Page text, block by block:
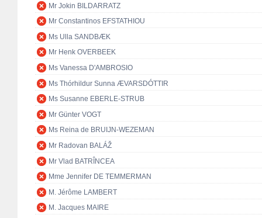
Mr Jokin BILDARRATZ
Mr Constantinos EFSTATHIOU
Ms Ulla SANDBÆK
Mr Henk OVERBEEK
Ms Vanessa D'AMBROSIO
Ms Thórhildur Sunna ÆVARSDÓTTIR
Ms Susanne EBERLE-STRUB
Mr Günter VOGT
Ms Reina de BRUIJN-WEZEMAN
Mr Radovan BALÁŽ
Mr Vlad BATRÎNCEA
Mme Jennifer DE TEMMERMAN
M. Jérôme LAMBERT
M. Jacques MAIRE